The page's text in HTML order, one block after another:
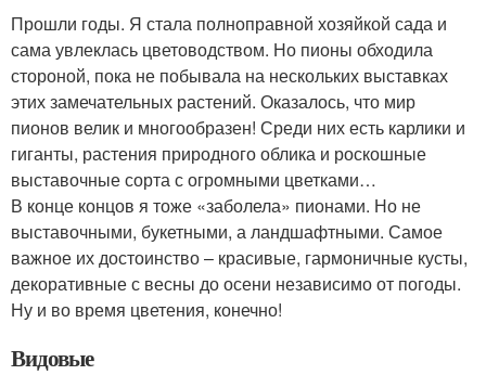
Прошли годы. Я стала полноправной хозяйкой сада и
сама увлеклась цветоводством. Но пионы обходила
стороной, пока не побывала на нескольких выставках
этих замечательных растений. Оказалось, что мир
пионов велик и многообразен! Среди них есть карлики и
гиган­ты, растения природного облика и роскошные
выставочные сорта с огромными цветками…
В конце концов я тоже «заболела» пионами. Но не
выставочными, букетными, а ланд­шафтными. Самое
важное их достоинство – красивые, гармоничные кусты,
декоративные с весны до осени независимо от погоды.
Ну и во время цветения, конечно!
Видовые